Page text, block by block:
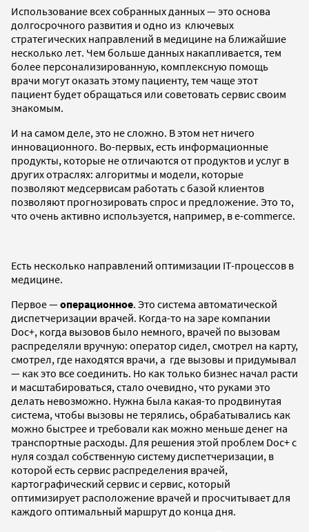
Использование всех собранных данных — это основа
долгосрочного развития и одно из ключевых
стратегических направлений в медицине на ближайшие
несколько лет. Чем больше данных накапливается, тем
более персонализированную, комплексную помощь
врачи могут оказать этому пациенту, тем чаще этот
пациент будет обращаться или советовать сервис своим
знакомым.
И на самом деле, это не сложно. В этом нет ничего
инновационного. Во-первых, есть информационные
продукты, которые не отличаются от продуктов и услуг в
других отраслях: алгоритмы и модели, которые
позволяют медсервисам работать с базой клиентов
позволяют прогнозировать спрос и предложение. Это то,
что очень активно используется, например, в e-commerce.
Есть несколько направлений оптимизации IT-процессов в
медицине.
Первое —операционное. Это система автоматической
диспетчеризации врачей. Когда-то на заре компании
Doc+, когда вызовов было немного, врачей по вызовам
распределяли вручную: оператор сидел, смотрел на карту,
смотрел, где находятся врачи, а где вызовы и придумывал
— как это все соединить. Но как только бизнес начал расти
и масштабироваться, стало очевидно, что руками это
делать невозможно. Нужна была какая-то продвинутая
система, чтобы вызовы не терялись, обрабатывались как
можно быстрее и требовали как можно меньше денег на
транспортные расходы. Для решения этой проблем Doc+ с
нуля создал собственную систему диспетчеризации, в
которой есть сервис распределения врачей,
картографический сервис и сервис, который
оптимизирует расположение врачей и просчитывает для
каждого оптимальный маршрут до конца дня.